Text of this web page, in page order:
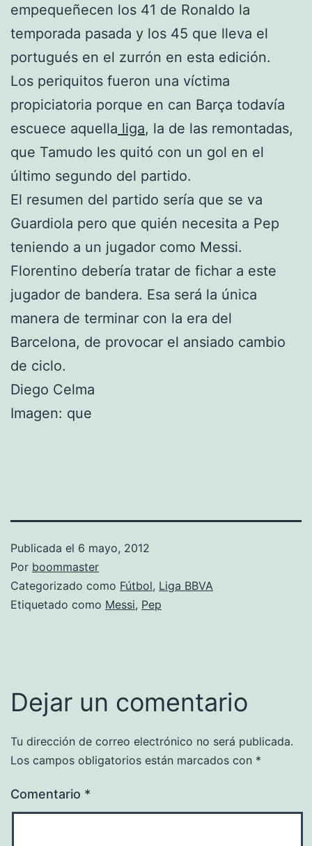
empequeñecen los 41 de Ronaldo la
temporada pasada y los 45 que lleva el
portugués en el zurrón en esta edición.
Los periquitos fueron una víctima
propiciatoria porque en can Barça todavía
escuece aquella liga, la de las remontadas,
que Tamudo les quitó con un gol en el
último segundo del partido.
El resumen del partido sería que se va
Guardiola pero que quién necesita a Pep
teniendo a un jugador como Messi.
Florentino debería tratar de fichar a este
jugador de bandera. Esa será la única
manera de terminar con la era del
Barcelona, de provocar el ansiado cambio
de ciclo.
Diego Celma
Imagen: que
Publicada el 6 mayo, 2012
Por boommaster
Categorizado como Fútbol, Liga BBVA
Etiquetado como Messi, Pep
Dejar un comentario
Tu dirección de correo electrónico no será publicada.
Los campos obligatorios están marcados con *
Comentario *